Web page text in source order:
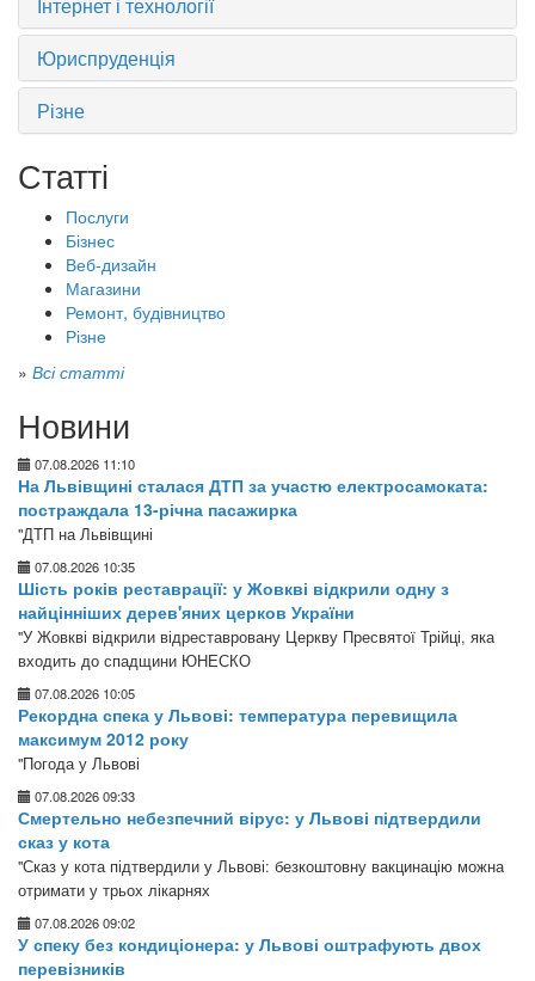
Юриспруденція
Різне
Статті
Послуги
Бізнес
Веб-дизайн
Магазини
Ремонт, будівництво
Різне
» Всі статті
Новини
07.08.2026 11:10
На Львівщині сталася ДТП за участю електросамоката:
постраждала 13-річна пасажирка
"ДТП на Львівщині
07.08.2026 10:35
Шість років реставрації: у Жовкві відкрили одну з
найцінніших дерев'яних церков України
"У Жовкві відкрили відреставровану Церкву Пресвятої Трійці, яка
входить до спадщини ЮНЕСКО
07.08.2026 10:05
Рекордна спека у Львові: температура перевищила
максимум 2012 року
"Погода у Львові
07.08.2026 09:33
Смертельно небезпечний вірус: у Львові підтвердили
сказ у кота
"Сказ у кота підтвердили у Львові: безкоштовну вакцинацію можна
отримати у трьох лікарнях
07.08.2026 09:02
У спеку без кондиціонера: у Львові оштрафують двох
перевізників